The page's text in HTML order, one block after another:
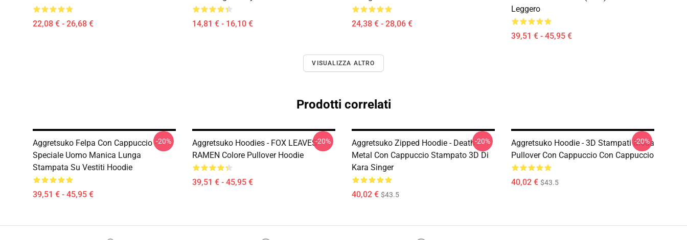
22,08 € - 26,68 € 14,81 € - 16,10 € 24,38 € - 28,06 €
Leggero
39,51 € - 45,95 €
VISUALIZZA ALTRO
Prodotti correlati
Aggretsuko Felpa Con Cappuccio -
Speciale Uomo Manica Lunga
Stampata Su Vestiti Hoodie
39,51 € - 45,95 €
-20%
Aggretsuko Hoodies - FOX LEAVES
RAMEN Colore Pullover Hoodie
39,51 € - 45,95 €
-20%
Aggretsuko Zipped Hoodie - Death
Metal Con Cappuccio Stampato 3D Di
Kara Singer
40,02 € $43.5
-20%
Aggretsuko Hoodie - 3D Stampati Moda
Pullover Con Cappuccio Con Cappuccio
40,02 € $43.5
-20%